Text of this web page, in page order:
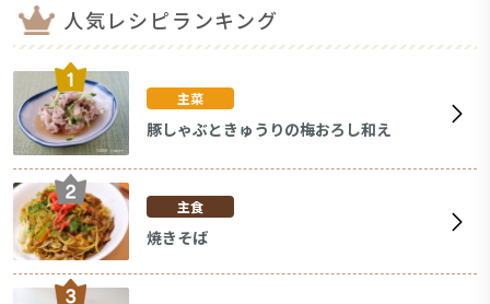
人気レシピランキング
主菜
豚しゃぶときゅうりの梅おろし和え
主食
焼きそば